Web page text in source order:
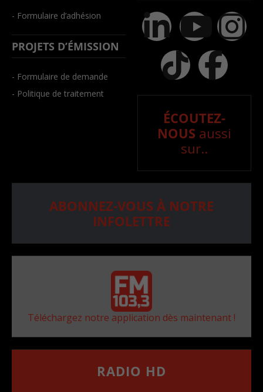
- Formulaire d’adhésion
PROJETS D’ÉMISSION
- Formulaire de demande
- Politique de traitement
ÉCOUTEZ-
NOUS aussi
sur..
ABONNEZ-VOUS À NOTRE
INFOLETTRE
Téléchargez notre application dès maintenant !
RADIO HD